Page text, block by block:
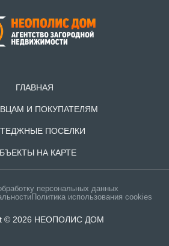
ГЛАВНАЯ
И ПОКУПАТЕЛЯМ
ПОСЕЛКИ
НА КАРТЕ
персональных данных
Политика использования cookies
© 2026 НЕОПОЛИС ДОМ